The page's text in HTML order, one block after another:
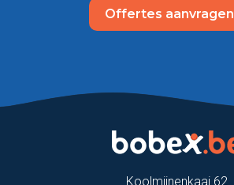
Offertes aanvragen
Koolmijnenkaai 62